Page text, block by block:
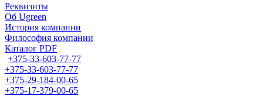
Реквизиты
Об Ugreen
История компании
Философия компании
Каталог PDF
+375-33-603-77-77
+375-33-603-77-77
+375-29-184-00-65
+375-17-379-00-65